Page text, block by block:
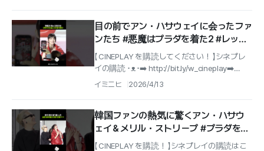
目の前でアン・ハサウェイに会ったファ
ンたち #悪魔はプラダを着た2 #レッド
カーペット
【 CINEPLAY を購読してください！ 】シネプレ
イの購読 ･ᴥ･➡️ http://bit.ly/w_cineplay➡️
IG@cineplay_kr
イミニヒ 2026/4/13
韓国ファンの熱気に驚くアン・ハサウ
ェイ＆メリル・ストリープ #プラダを着
た悪魔2 #レッドカーペット
【 CINEPLAY を購読！ 】シネプレイの購読はこ